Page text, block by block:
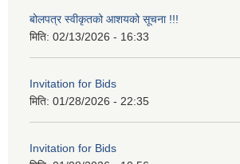
बोलपत्र स्वीकृतको आशयको सूचना !!!
मिति: 02/13/2026 - 16:33
Invitation for Bids
मिति: 01/28/2026 - 22:35
Invitation for Bids